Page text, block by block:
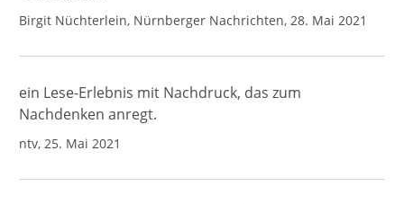
Birgit Nüchterlein, Nürnberger Nachrichten, 28. Mai 2021
ein Lese-Erlebnis mit Nachdruck, das zum
Nachdenken anregt.
ntv, 25. Mai 2021